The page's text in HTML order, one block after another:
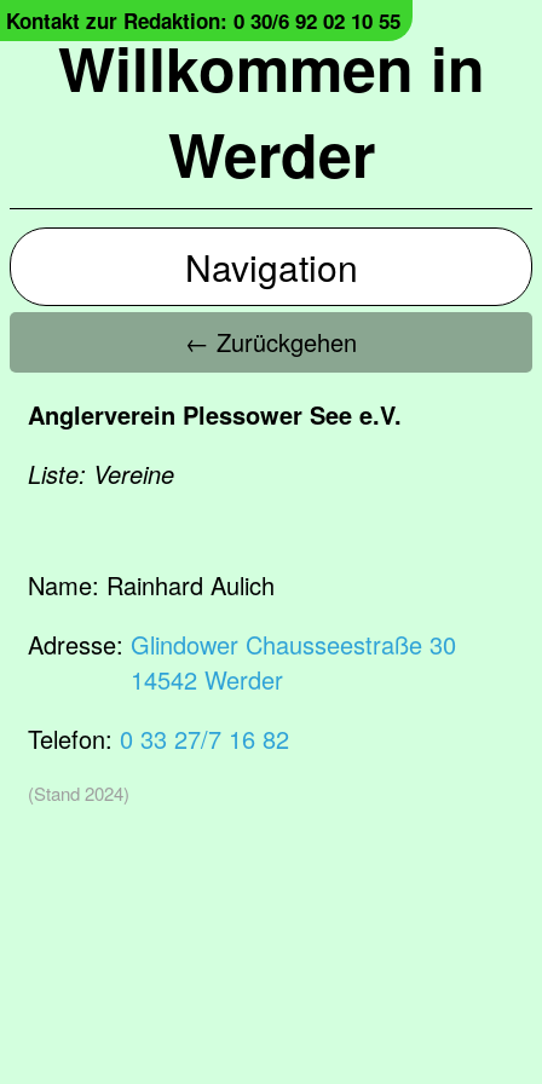
Willkommen in
Werder
Kontakt zur Redaktion: 0 30/6 92 02 10 55
Navigation
← Zurückgehen
Anglerverein Plessower See e.V.
Liste: Vereine
Name: Rainhard Aulich
Adresse: Glindower Chausseestraße 30
14542 Werder
Telefon: 0 33 27/7 16 82
(Stand 2024)